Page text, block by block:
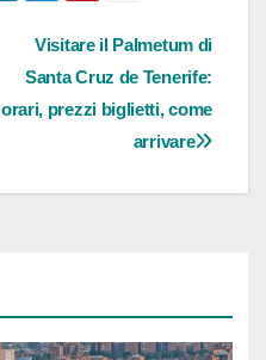
Visitare il Palmetum di
Santa Cruz de Tenerife:
orari, prezzi biglietti, come
arrivare